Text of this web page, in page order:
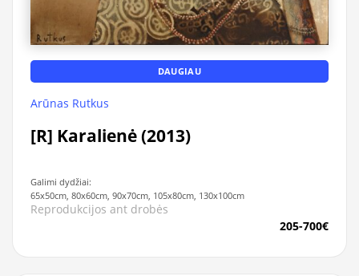
DAUGIAU
Arūnas Rutkus
[R] Karalienė (2013)
Galimi dydžiai:
65x50cm, 80x60cm, 90x70cm, 105x80cm, 130x100cm
Reprodukcijos ant drobės
205-700€